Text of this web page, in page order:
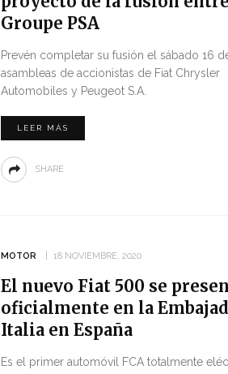
Groupe PSA
Prevén completar su fusión el sábado 16
asambleas de accionistas de Fiat Chrysler
Automobiles y Peugeot S.A.
LEER MÁS
SHARE
MOTOR 18 NOVIEMBRE, 2020
El nuevo Fiat 500 se
oficialmente en la
Italia en España
Es el primer automóvil FCA totalmente